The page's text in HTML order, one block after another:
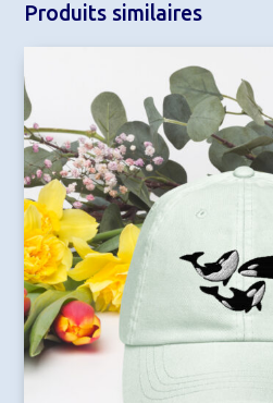
Produits similaires